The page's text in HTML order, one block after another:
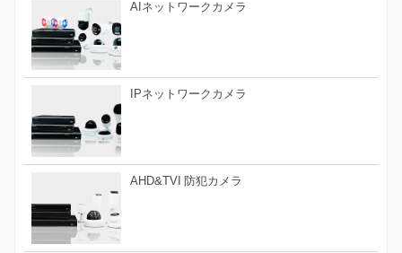
AIネットワークカメラ
IPネットワークカメラ
AHD&TVI 防犯カメラ